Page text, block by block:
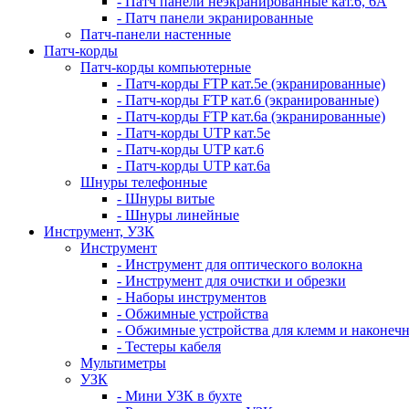
- Патч панели экранированные
Патч-панели настенные
Патч-корды
Патч-корды компьютерные
- Патч-корды FTP кат.5е (экранированные)
- Патч-корды FTP кат.6 (экранированные)
- Патч-корды FTP кат.6а (экранированные)
- Патч-корды UTP кат.5е
- Патч-корды UTP кат.6
- Патч-корды UTP кат.6а
Шнуры телефонные
- Шнуры витые
- Шнуры линейные
Инструмент, УЗК
Инструмент
- Инструмент для оптического волокна
- Инструмент для очистки и обрезки
- Наборы инструментов
- Обжимные устройства
- Обжимные устройства для клемм и
- Тестеры кабеля
Мультиметры
УЗК
- Мини УЗК в бухте